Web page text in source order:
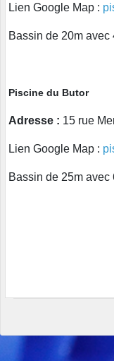
Lien Google Map :
Bassin de 20m avec
Piscine du Butor
Adresse : 15 rue
Lien Google Map :
Bassin de 25m avec